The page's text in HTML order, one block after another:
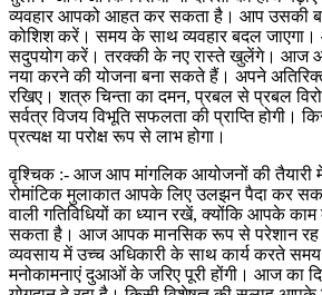
व्यवहार आपको आहत कर सकता है। आप उसकी
कोशिश करें। समय के साथ व्यवहार बदल
सदुपयोग करें। तरक्की के नए रास्ते खुलेंगे। आज
नया करने की योजना बना सकते हैं। अपने
रखिए। शत्रु चिन्ता का दमन, प्रबल से प्रबल
सर्वत्र विजय विभूति सफलता की प्राप्ति होगी।
प्रत्यक्ष या परोक्ष रूप से लाभ होगा।
वृश्चिक :- आज आप मांगलिक आयोजनों की तैयारी
रोमांटिक मुलाकात आपके लिए उलझन पैदा कर
वाली गतिविधियों का ध्यान रखें, क्योंकि आपके
सकता है। आज आपक मानसिक रूप से परेशान
व्यवसाय में उच्च अधिकारी के साथ कार्य करते
मनोकामनाएं दुआओं के जरिए पूरी होंगी। आज का